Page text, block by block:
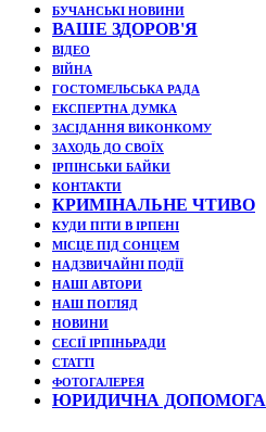
БУЧАНСЬКІ НОВИНИ
ВАШЕ ЗДОРОВ'Я
ВІДЕО
ВІЙНА
ГОСТОМЕЛЬСЬКА РАДА
ЕКСПЕРТНА ДУМКА
ЗАСІДАННЯ ВИКОНКОМУ
ЗАХОДЬ ДО СВОЇХ
ІРПІНСЬКИ БАЙКИ
КОНТАКТИ
КРИМІНАЛЬНЕ ЧТИВО
КУДИ ПІТИ В ІРПЕНІ
МІСЦЕ ПІД СОНЦЕМ
НАДЗВИЧАЙНІ ПОДЇЇ
НАШІ АВТОРИ
НАШ ПОГЛЯД
НОВИНИ
СЕСІЇ ІРПІНЬРАДИ
СТАТТІ
ФОТОГАЛЕРЕЯ
ЮРИДИЧНА ДОПОМОГА